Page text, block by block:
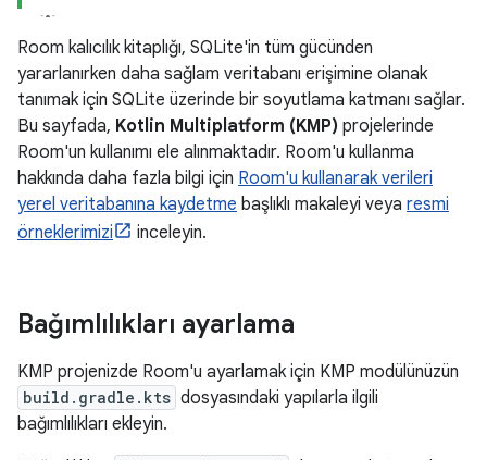
Room kalıcılık kitaplığı, SQLite'in tüm gücünden
yararlanırken daha sağlam veritabanı erişimine olanak
tanımak için SQLite üzerinde bir soyutlama katmanı sağlar.
Bu sayfada, Kotlin Multiplatform (KMP) projelerinde
Room'un kullanımı ele alınmaktadır. Room'u kullanma
hakkında daha fazla bilgi için Room'u kullanarak verileri
yerel veritabanına kaydetme başlıklı makaleyi veya resmi
örneklerimizi
inceleyin.
Bağımlılıkları ayarlama
KMP projenizde Room'u ayarlamak için KMP modülünüzün
build.gradle.kts dosyasındaki yapılarla ilgili
bağımlılıkları ekleyin.